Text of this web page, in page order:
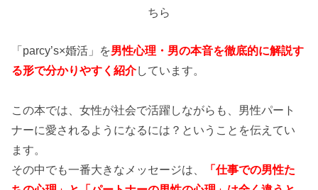
ちら
「parcy’s×婚活」を男性心理・男の本音を徹底的に解説す
る形で分かりやすく紹介しています。
この本では、女性が社会で活躍しながらも、男性パート
ナーに愛されるようになるには？ということを伝えてい
ます。
その中でも一番大きなメッセージは、
「仕事での男性た